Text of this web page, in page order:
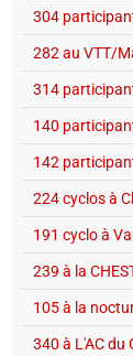
304
282 au VTT/
314
140
142
224 cyclos à
191 cyclo à
239 à la
105 à la
340 à L'AC